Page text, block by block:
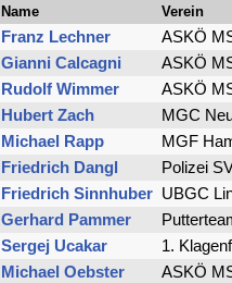
Name Verein
Franz Lechner
ASKÖ
Gianni Calcagni
ASKÖ
Rudolf Wimmer
ASKÖ
Hubert Zach
MGC
Michael Rapp
MGF
Friedrich Dangl
Polizei
Friedrich Sinnhuber UBGC
Gerhard Pammer
Sergej Ucakar
1.
Michael Oebster
ASKÖ